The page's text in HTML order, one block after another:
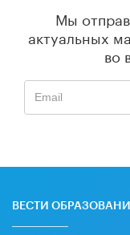
Мы
актуальных
во
ВЕСТИ